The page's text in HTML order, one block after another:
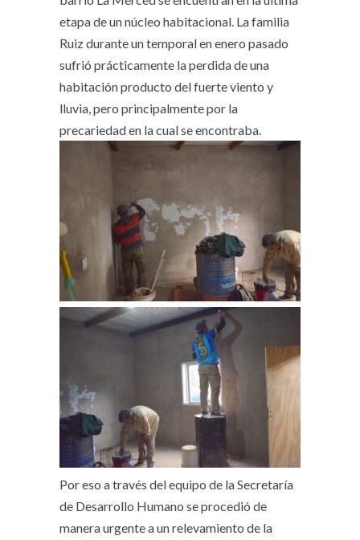
etapa de un núcleo habitacional. La familia
Ruiz durante un temporal en enero pasado
sufrió prácticamente la perdida de una
habitación producto del fuerte viento y
lluvia, pero principalmente por la
precariedad en la cual se encontraba.
Por eso a través del equipo de la Secretaría
de Desarrollo Humano se procedió de
manera urgente a un relevamiento de la